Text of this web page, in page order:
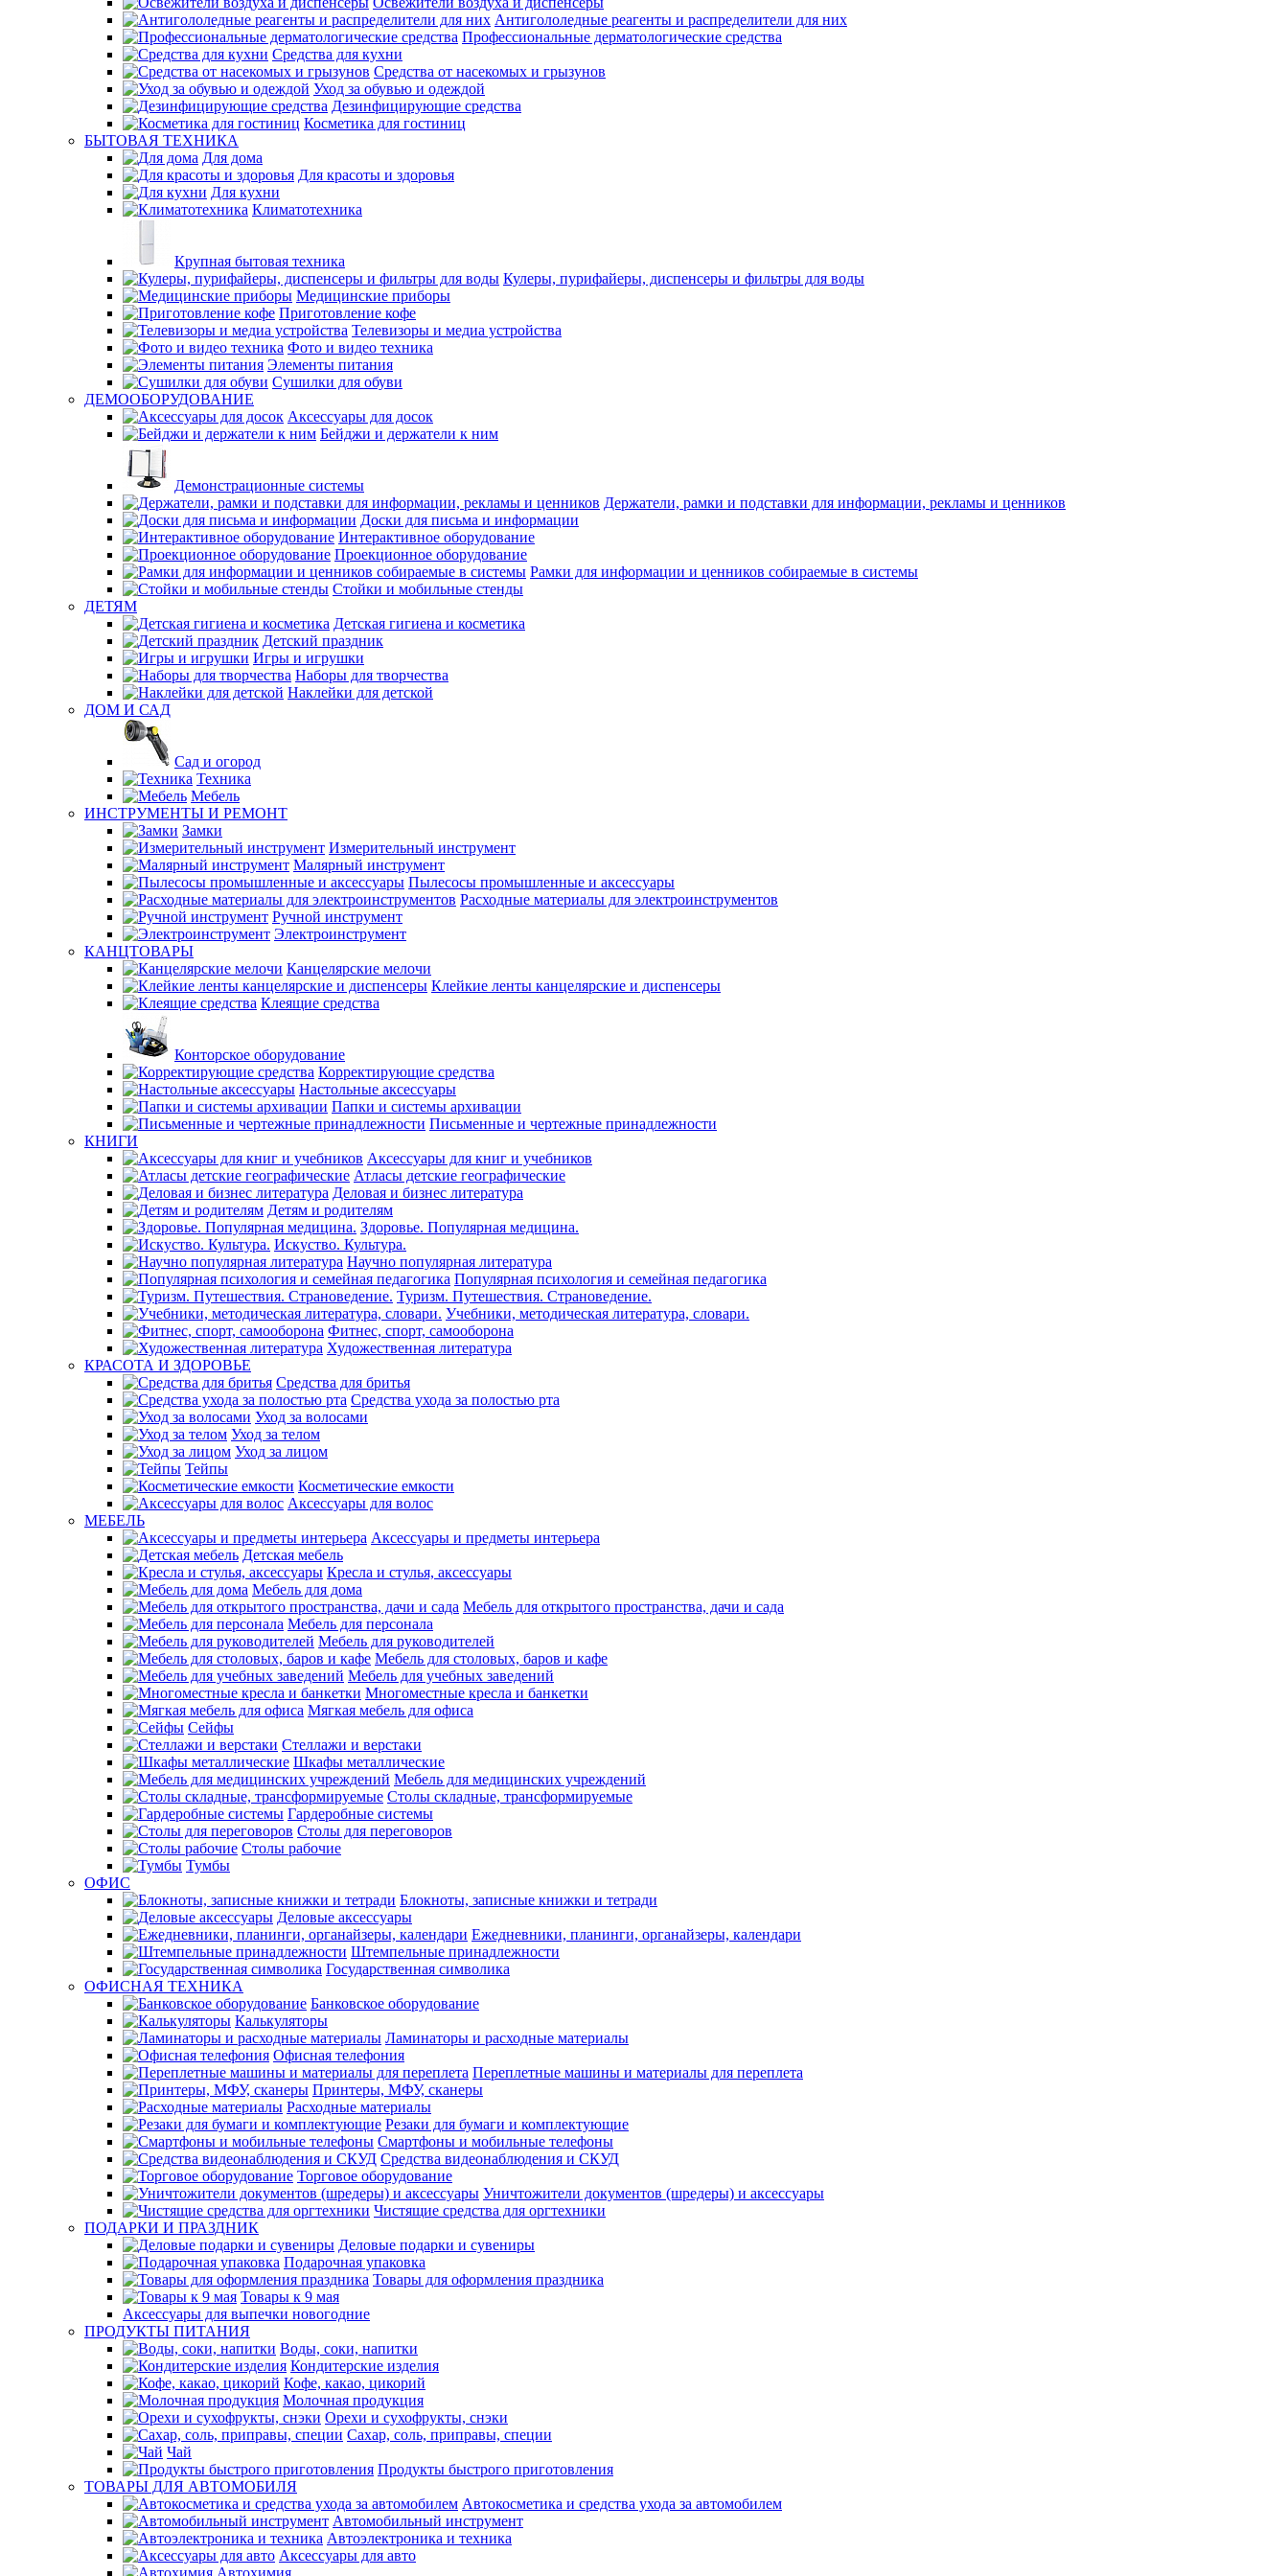
Антигололедные реагенты и распределители для них
Профессиональные дерматологические средства
Средства для кухни
Средства от насекомых и грызунов
Уход за обувью и одеждой
Дезинфицирующие средства
Косметика для гостиниц
БЫТОВАЯ ТЕХНИКА
Для дома
Для красоты и здоровья
Для кухни
Климатотехника
Крупная бытовая техника
Кулеры, пурифайеры, диспенсеры и фильтры для воды
Медицинские приборы
Приготовление кофе
Телевизоры и медиа устройства
Фото и видео техника
Элементы питания
Сушилки для обуви
ДЕМООБОРУДОВАНИЕ
Аксессуары для досок
Бейджи и держатели к ним
Демонстрационные системы
Держатели, рамки и подставки для информации, рекламы и ценников
Доски для письма и информации
Интерактивное оборудование
Проекционное оборудование
Рамки для информации и ценников собираемые в системы
Стойки и мобильные стенды
ДЕТЯМ
Детская гигиена и косметика
Детский праздник
Игры и игрушки
Наборы для творчества
Наклейки для детской
ДОМ И САД
Сад и огород
Техника
Мебель
ИНСТРУМЕНТЫ И РЕМОНТ
Замки
Измерительный инструмент
Малярный инструмент
Пылесосы промышленные и аксессуары
Расходные материалы для электроинструментов
Ручной инструмент
Электроинструмент
КАНЦТОВАРЫ
Канцелярские мелочи
Клейкие ленты канцелярские и диспенсеры
Клеящие средства
Конторское оборудование
Корректирующие средства
Настольные аксессуары
Папки и системы архивации
Письменные и чертежные принадлежности
КНИГИ
Аксессуары для книг и учебников
Атласы детские географические
Деловая и бизнес литература
Детям и родителям
Здоровье. Популярная медицина.
Искуство. Культура.
Научно популярная литература
Популярная психология и семейная педагогика
Туризм. Путешествия. Страноведение.
Учебники, методическая литература, словари.
Фитнес, спорт, самооборона
Художественная литература
КРАСОТА И ЗДОРОВЬЕ
Средства для бритья
Средства ухода за полостью рта
Уход за волосами
Уход за телом
Уход за лицом
Тейпы
Косметические емкости
Аксессуары для волос
МЕБЕЛЬ
Аксессуары и предметы интерьера
Детская мебель
Кресла и стулья, аксессуары
Мебель для дома
Мебель для открытого пространства, дачи и сада
Мебель для персонала
Мебель для руководителей
Мебель для столовых, баров и кафе
Мебель для учебных заведений
Многоместные кресла и банкетки
Мягкая мебель для офиса
Сейфы
Стеллажи и верстаки
Шкафы металлические
Мебель для медицинских учреждений
Столы складные, трансформируемые
Гардеробные системы
Столы для переговоров
Столы рабочие
Тумбы
ОФИС
Блокноты, записные книжки и тетради
Деловые аксессуары
Ежедневники, планинги, органайзеры, календари
Штемпельные принадлежности
Государственная символика
ОФИСНАЯ ТЕХНИКА
Банковское оборудование
Калькуляторы
Ламинаторы и расходные материалы
Офисная телефония
Переплетные машины и материалы для переплета
Принтеры, МФУ, сканеры
Расходные материалы
Резаки для бумаги и комплектующие
Смартфоны и мобильные телефоны
Средства видеонаблюдения и СКУД
Торговое оборудование
Уничтожители документов (шредеры) и аксессуары
Чистящие средства для оргтехники
ПОДАРКИ И ПРАЗДНИК
Деловые подарки и сувениры
Подарочная упаковка
Товары для оформления праздника
Товары к 9 мая
Аксессуары для выпечки новогодние
ПРОДУКТЫ ПИТАНИЯ
Воды, соки, напитки
Кондитерские изделия
Кофе, какао, цикорий
Молочная продукция
Орехи и сухофрукты, снэки
Сахар, соль, приправы, специи
Чай
Продукты быстрого приготовления
ТОВАРЫ ДЛЯ АВТОМОБИЛЯ
Автокосметика и средства ухода за автомобилем
Автомобильный инструмент
Автоэлектроника и техника
Аксессуары для авто
Автохимия